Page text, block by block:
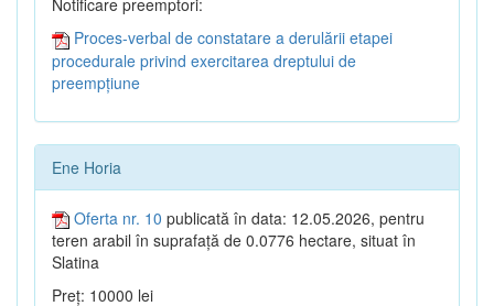
Notificare preemptori:
Proces-verbal de constatare a derulării etapei
procedurale privind exercitarea dreptului de
preempțiune
Ene Horia
Oferta nr. 10 publicată în data: 12.05.2026, pentru
teren arabil în suprafață de 0.0776 hectare, situat în
Slatina
Preț: 10000 lei